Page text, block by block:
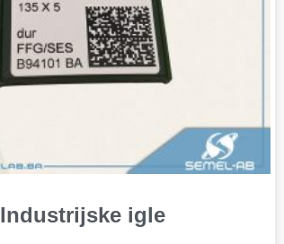
Industrijske igle